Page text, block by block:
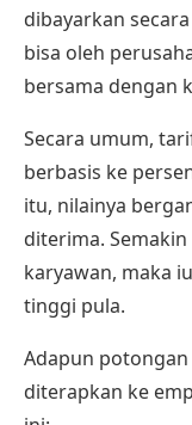
dibayarkan
bisa oleh
bersama dengan
Secara umum,
berbasis ke
itu, nilainya
diterima.
karyawan, maka
tinggi pula.
Adapun potongan
diterapkan ke